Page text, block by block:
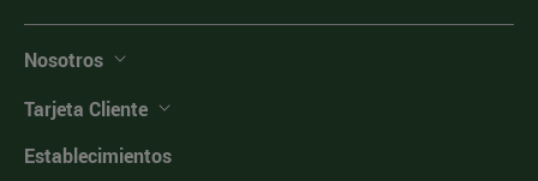
Nosotros
Tarjeta Cliente
Establecimientos